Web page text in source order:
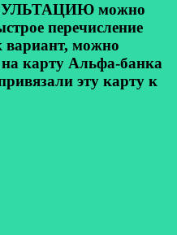
можно
перечисление
можно
на карту Альфа-банка
эту карту к